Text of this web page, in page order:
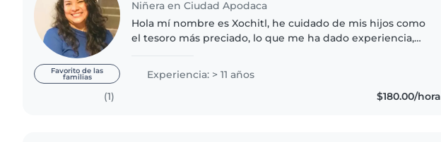
Favorito de las
familias
(1)
Niñera en Ciudad Apodaca
Hola mí nombre es Xochitl, he cuidado de mis hijos como
el tesoro más preciado, lo que me ha dado experiencia,
Experiencia: > 11 años
$180.00/hora